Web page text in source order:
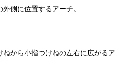
側に位置するアーチ。
ねから小指つけねの左右に広がるア